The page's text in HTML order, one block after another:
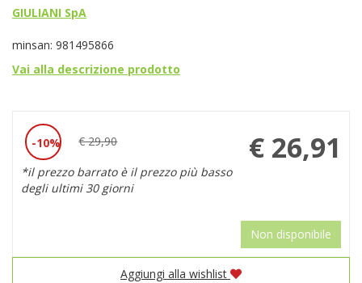
GIULIANI SpA
minsan: 981495866
Vai alla descrizione prodotto
Sconto
10% € 29,90
Prezzo
scontato
€ 26,91
*il prezzo barrato è il prezzo più basso
degli ultimi 30 giorni
Non disponibile
Aggiungi alla wishlist